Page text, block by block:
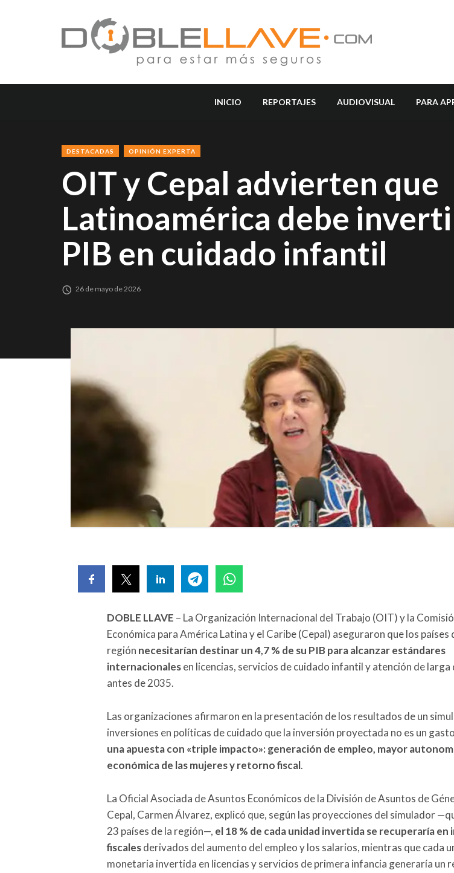
INICIO REPORTAJES AUDIOVISUAL PARA
DESTACADAS OPINIÓN EXPERTA
OIT y Cepal advierten que
Latinoamérica debe
PIB en cuidado infantil
26 de mayo de 2026
DOBLE LLAVE – La Organización Internacional del Trabajo (OIT) y la
Económica para América Latina y el Caribe (Cepal) aseguraron que los países
región necesitarían destinar un 4,7 % de su PIB para alcanzar estándares
internacionalesen licencias, servicios de cuidado infantil y atención de larga
antes de 2035.
Las organizaciones afirmaron en la presentación de los resultados de un
inversiones en políticas de cuidado que la inversión proyectada no es un
una apuesta con «triple impacto»: generación de empleo, mayor
económica de las mujeres y retorno fiscal.
La Oficial Asociada de Asuntos Económicos de la División de Asuntos de
Cepal, Carmen Álvarez, explicó que, según las proyecciones del simulador
23 países de la región—, el 18 % de cada unidad invertida se recuperaría en
fiscalesderivados del aumento del empleo y los salarios, mientras que cada
monetaria invertida en licencias y servicios de primera infancia generaría un